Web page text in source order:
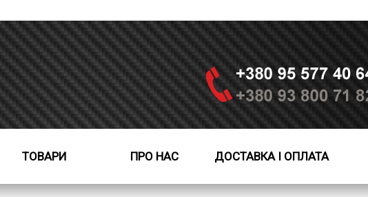
ТОВАРИ ПРО НАС ДОСТАВКА І ОПЛАТА